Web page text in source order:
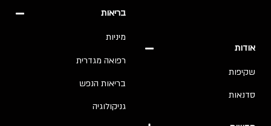
אודות
שקיפות
סדנאות
בריאות
מיניות
רפואה מגדרית
בריאות הנפש
גניקולוגיה